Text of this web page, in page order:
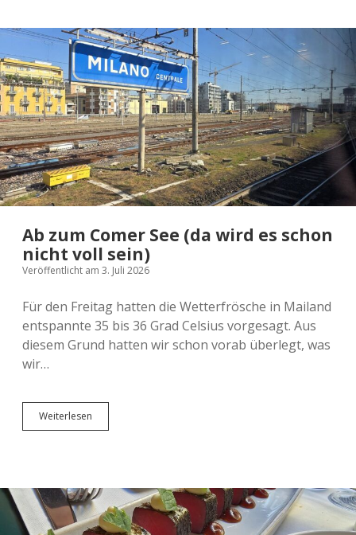
nach
Bellagio
Ab zum Comer See (da wird es schon
nicht voll sein)
Veröffentlicht am 3. Juli 2026
Für den Freitag hatten die Wetterfrösche in Mailand
entspannte 35 bis 36 Grad Celsius vorgesagt. Aus
diesem Grund hatten wir schon vorab überlegt, was
wir…
Weiterlesen
zum
wird
es
schon
nicht